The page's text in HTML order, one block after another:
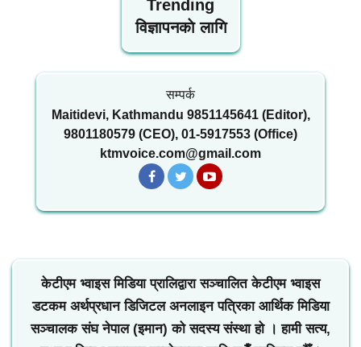
Trending
विज्ञापनकाे लागि
सम्पर्क
Maitidevi, Kathmandu 9851145641 (Editor),
9801180579 (CEO), 01-5917553 (Office)
ktmvoice.com@gmail.com
केटीएम भ्वाइस मिडिया प्रालिद्वारा सञ्चालित केटीएम भ्वाइस
डटकम अर्थप्रधान डिजिटल अनलाइन पत्रिका आर्थिक मिडिया
सञ्चालक संघ नेपाल (इमान) को सदस्य संस्था हो । हामी सत्य,